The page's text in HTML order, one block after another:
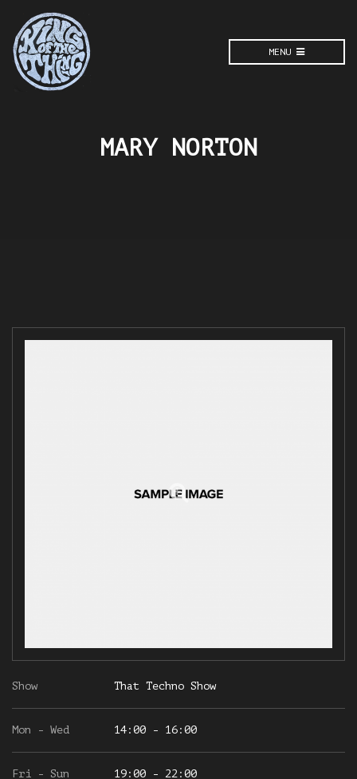
MENU
MARY NORTON
Show That Techno Show
Mon - Wed 14:00 - 16:00
Fri - Sun 19:00 - 22:00